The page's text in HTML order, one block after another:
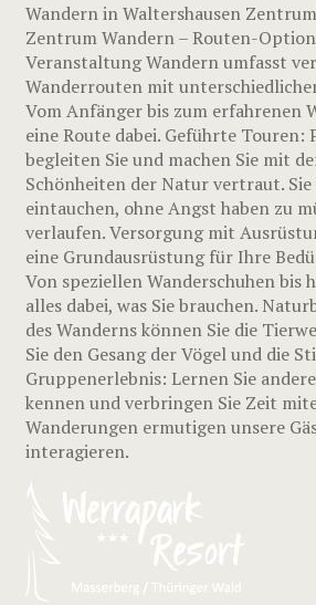
Wandern in Waltershausen
Zentrum Wandern – Routen-
Veranstaltung Wandern umfasst
Wanderrouten mit
Vom Anfänger bis zum erfahrenen
eine Route dabei. Geführte Touren:
begleiten Sie und machen Sie mit
Schönheiten der Natur vertraut.
eintauchen, ohne Angst haben zu
verlaufen. Versorgung mit
eine Grundausrüstung für Ihre
Von speziellen Wanderschuhen bis
alles dabei, was Sie brauchen.
des Wanderns können Sie die
Sie den Gesang der Vögel und die
Gruppenerlebnis: Lernen Sie
kennen und verbringen Sie Zeit
Wanderungen ermutigen unsere
interagieren.